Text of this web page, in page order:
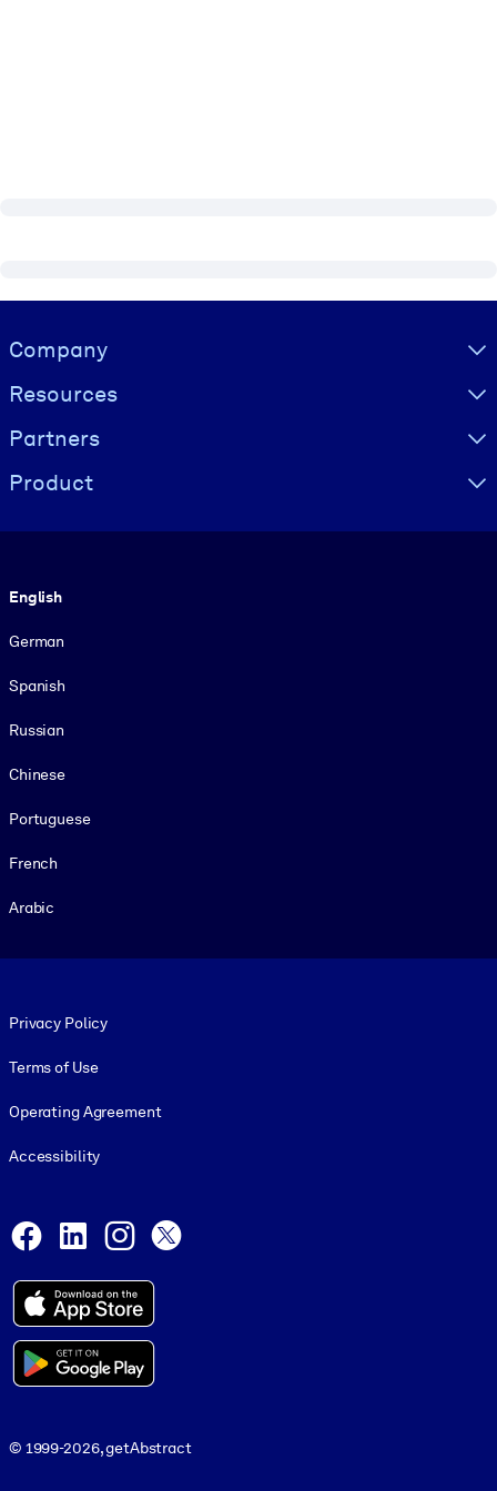
Visually hidden Text
Company
Resources
Partners
Product
English
German
Spanish
Russian
Chinese
Portuguese
French
Arabic
Privacy Policy
Terms of Use
Operating Agreement
Accessibility
Facebook
LinkedInInstagram
© 1999-2026, getAbstract